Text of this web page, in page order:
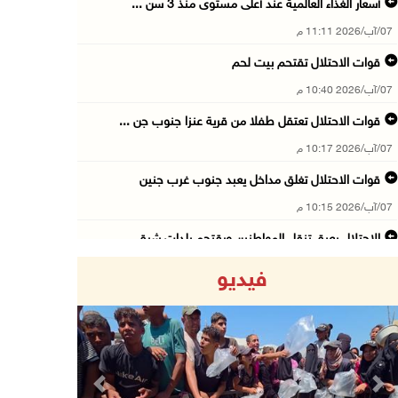
أسعار الغذاء العالمية عند أعلى مستوى منذ 3 سن ...
07/آب/2026 11:11 م
قوات الاحتلال تقتحم بيت لحم
07/آب/2026 10:40 م
قوات الاحتلال تعتقل طفلا من قرية عنزا جنوب جن ...
07/آب/2026 10:17 م
قوات الاحتلال تغلق مداخل يعبد جنوب غرب جنين
07/آب/2026 10:15 م
الاحتلال يعيق تنقل المواطنين ويقتحم بلدات شرق ...
07/آب/2026 08:48 م
نادي الأسير: تجديد أمرَ منع زيارات الأسرى إجر ...
07/آب/2026 08:24 م
فيديو
Previous Next